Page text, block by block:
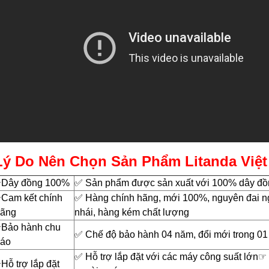
Do Nên Chọn Sản Phẩm Litanda
đồng 100% ✅ Sản phẩm được sản xuất với 100% dây
kết chính
✅ Hàng chính hãng, mới 100%, nguyên đai
nhái, hàng kém chất lượng
hành chu
✅ Chế độ bảo hành 04 năm, đổi mới trong
trợ lắp đặt
✅ Hỗ trợ lắp đặt với các máy công suất